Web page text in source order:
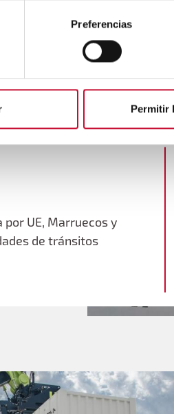
Preferencias
Permitir
UE, Marruecos y
de tránsitos